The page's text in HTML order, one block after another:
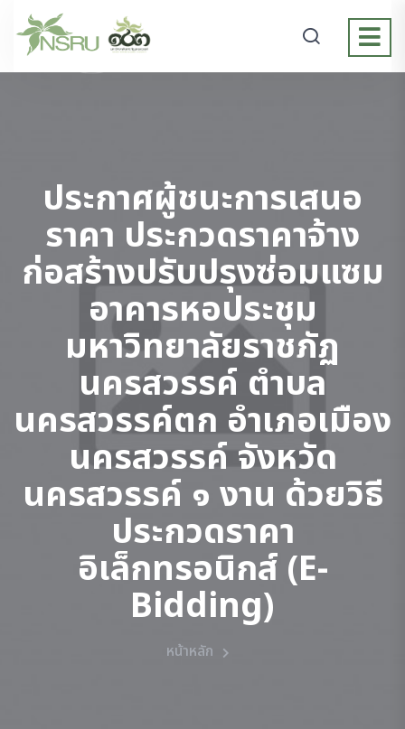
ประกาศผู้ชนะการเสนอ
ราคา ประกวดราคาจ้าง
ก่อสร้างปรับปรุงซ่อมแซม
อาคารหอประชุม
มหาวิทยาลัยราชภัฏ
นครสวรรค์ ตำบล
นครสวรรค์ตก อำเภอเมือง
นครสวรรค์ จังหวัด
นครสวรรค์ ๑ งาน ด้วยวิธี
ประกวดราคา
อิเล็กทรอนิกส์ (e-
Bidding)
หน้าหลัก